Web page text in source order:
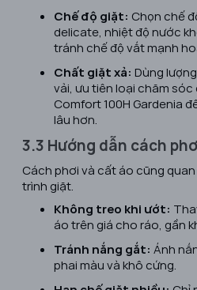
Chế độ giặt: Chọn chế
delicate, nhiệt độ nước
tránh chế độ vắt mạnh
Chất giặt xả: Dùng
vải, ưu tiên loại chăm
Comfort 100H Gardenia
lâu hơn.
3.3 Hướng dẫn cách
Cách phơi và cất áo cũng
trình giặt.
Không treo khi ướt:
áo trên giá cho ráo, gần
Tránh nắng gắt: Ánh
phai màu và khô cứng.